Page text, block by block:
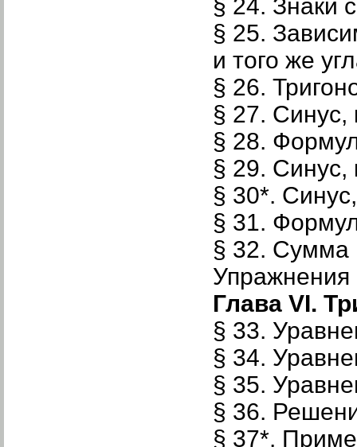
§ 24. Знаки
§ 25.
и того же
§ 26.
§ 27. Синус,
§ 28.
§ 29. Синус,
§ 30*.
§ 31.
§ 32. Сумма
Упражнения
Глава VI.
§ 33.
§ 34.
§ 35.
§ 36.
§ 37*.